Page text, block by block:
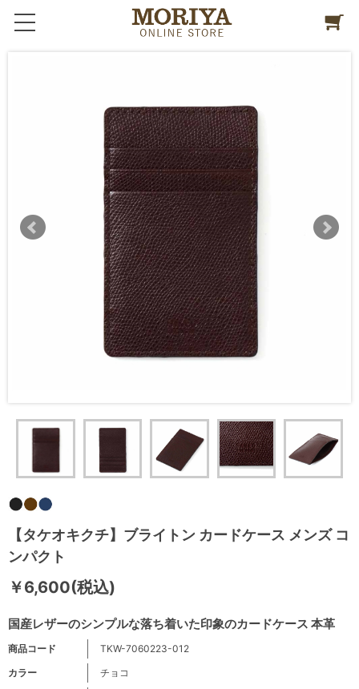
【タケオキクチ】ブライトン カードケース メンズ コ
ンパクト
国産レザーのシンプルな落ち着いた印象のカードケース 本革
￥6,600(税込)
商品コード
TKW-7060223-012
カラー
チョコ